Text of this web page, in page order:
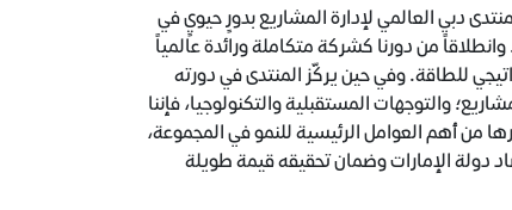
دبي العالمي لإدارة المشاريع بدورٍ حيويٍ في
من دورنا كشركة متكاملة ورائدة عالمياً
للطاقة. وفي حين يركّز المنتدى في دورته
والتوجهات المستقبلية والتكنولوجيا، فإننا
من أهم العوامل الرئيسية للنمو في المجموعة،
دولة الإمارات وضمان تحقيقه قيمة طويلة